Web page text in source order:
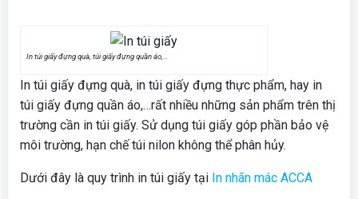
In túi giấy đựng quà, túi giấy đựng quần áo,…
In túi giấy đựng quà, in túi giấy đựng thực phẩm, hay in
túi giấy đựng quần áo,…rất nhiều những sản phẩm trên thị
trường cần in túi giấy. Sử dụng túi giấy góp phần bảo vệ
môi trường, hạn chế túi nilon không thể phân hủy.
Dưới đây là quy trình in túi giấy tại In nhãn mác ACCA